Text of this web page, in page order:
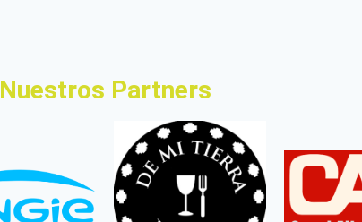
Nuestros Partners